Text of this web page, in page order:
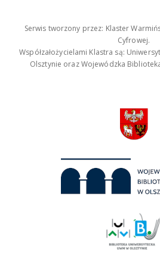
Serwis tworzony przez: Klaster
Cyfrowej.
Współzałożycielami Klastra są:
Olsztynie oraz Wojewódzka